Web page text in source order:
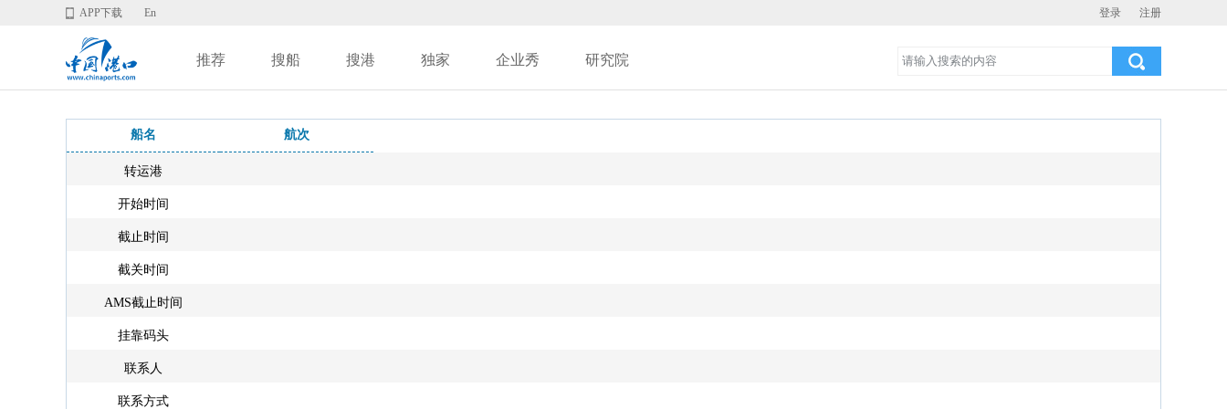
登录 注册
APP下载 En
推荐 搜船 搜港 独家 企业秀 研究院
船名 航次
转运港
开始时间
截止时间
截关时间
AMS截止时间
挂靠码头
联系人
联系方式